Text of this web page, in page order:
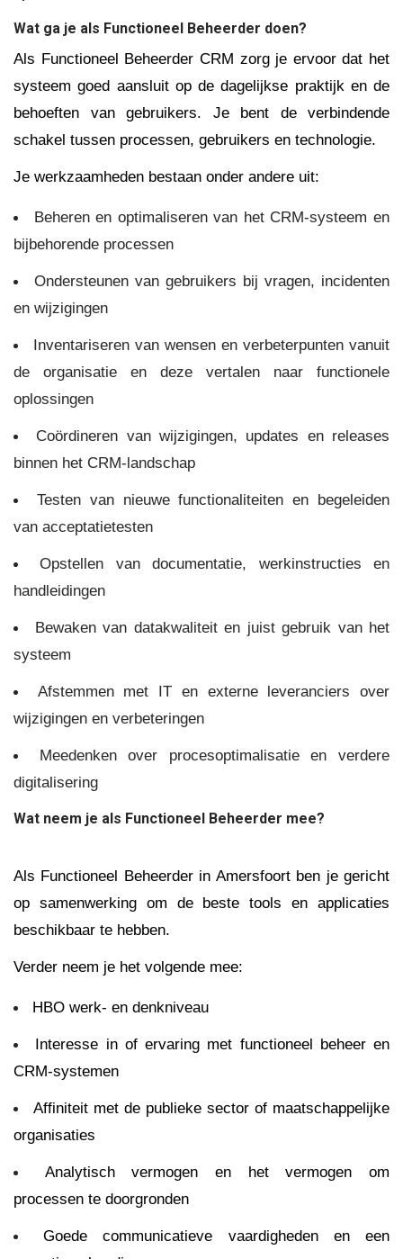
Wat ga je als Functioneel Beheerder doen?
Als Functioneel Beheerder CRM zorg je ervoor dat het
systeem goed aansluit op de dagelijkse praktijk en de
behoeften van gebruikers. Je bent de verbindende
schakel tussen processen, gebruikers en technologie.
Je werkzaamheden bestaan onder andere uit:
Beheren en optimaliseren van het CRM-systeem en
bijbehorende processen
Ondersteunen van gebruikers bij vragen, incidenten
en wijzigingen
Inventariseren van wensen en verbeterpunten vanuit
de organisatie en deze vertalen naar functionele
oplossingen
Coördineren van wijzigingen, updates en releases
binnen het CRM-landschap
Testen van nieuwe functionaliteiten en begeleiden
van acceptatietesten
Opstellen van documentatie, werkinstructies en
handleidingen
Bewaken van datakwaliteit en juist gebruik van het
systeem
Afstemmen met IT en externe leveranciers over
wijzigingen en verbeteringen
Meedenken over procesoptimalisatie en verdere
digitalisering
Wat neem je als Functioneel Beheerder mee?
Als Functioneel Beheerder in Amersfoort ben je gericht
op samenwerking om de beste tools en applicaties
beschikbaar te hebben.
Verder neem je het volgende mee:
HBO werk- en denkniveau
Interesse in of ervaring met functioneel beheer en
CRM-systemen
Affiniteit met de publieke sector of maatschappelijke
organisaties
Analytisch vermogen en het vermogen om
processen te doorgronden
Goede communicatieve vaardigheden en een